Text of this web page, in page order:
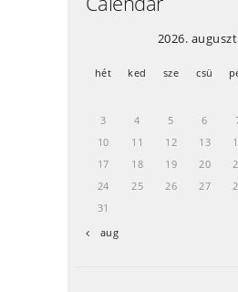
2026.
hét ked sze csü
3
4 5 6
10
11 12 13
17
18 19 20
24
25 26 27
31
« aug